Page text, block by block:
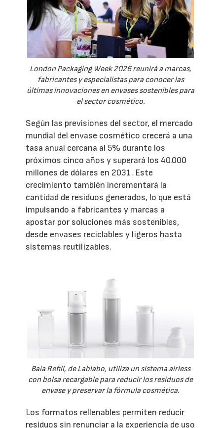
London Packaging Week 2026 reunirá a marcas,
fabricantes y especialistas para conocer las
últimas innovaciones en envases sostenibles para
el sector cosmético.
Según las previsiones del sector, el mercado
mundial del envase cosmético crecerá a una
tasa anual cercana al 5% durante los
próximos cinco años y superará los 40.000
millones de dólares en 2031. Este
crecimiento también incrementará la
cantidad de residuos generados, lo que está
impulsando a fabricantes y marcas a
apostar por soluciones más sostenibles,
desde envases reciclables y ligeros hasta
sistemas reutilizables.
Baia Refill, de Lablabo, utiliza un sistema airless
con bolsa recargable para reducir los residuos de
envase y preservar la fórmula cosmética.
Los formatos rellenables permiten reducir
residuos sin renunciar a la experiencia de uso